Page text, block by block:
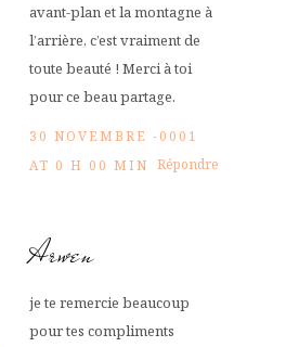
avant-plan et la montagne à
l’arrière, c’est vraiment de
toute beauté ! Merci à toi
pour ce beau partage.
30 NOVEMBRE -0001
AT 0 H 00 MIN Répondre
Arwen
je te remercie beaucoup
pour tes compliments